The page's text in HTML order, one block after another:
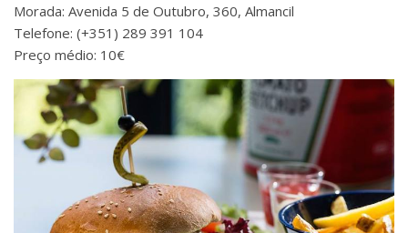
Morada: Avenida 5 de Outubro, 360, Almancil
Telefone: (+351) 289 391 104
Preço médio: 10€